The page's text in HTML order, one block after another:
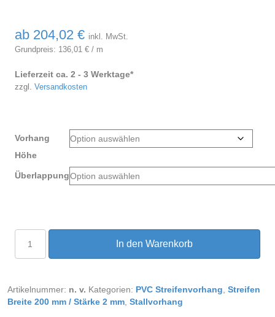
ab 204,02 € inkl. MwSt.
Grundpreis: 136,01 € / m
Lieferzeit ca. 2 - 3 Werktage*
zzgl. Versandkosten
Vorhang
Höhe
Überlappung
PVC
Streifenvorhang
Stallvorhang
Menge
In den Warenkorb
Artikelnummer: n. v. Kategorien: PVC Streifenvorhang Streifen
Breite 200 mm / Stärke 2 mm Stallvorhang